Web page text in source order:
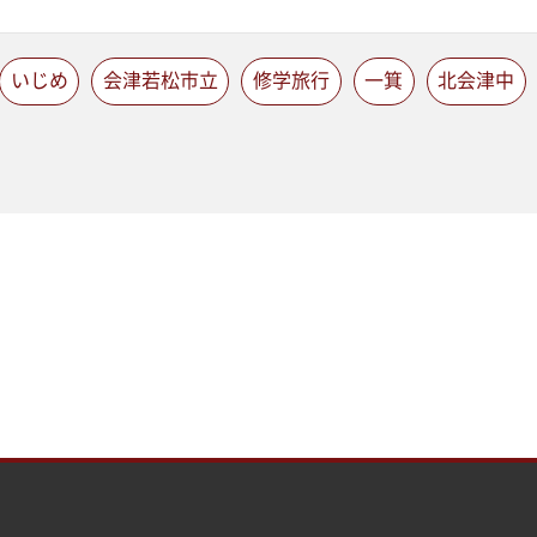
いじめ 会津若松市立 修学旅行 一箕 北会津中